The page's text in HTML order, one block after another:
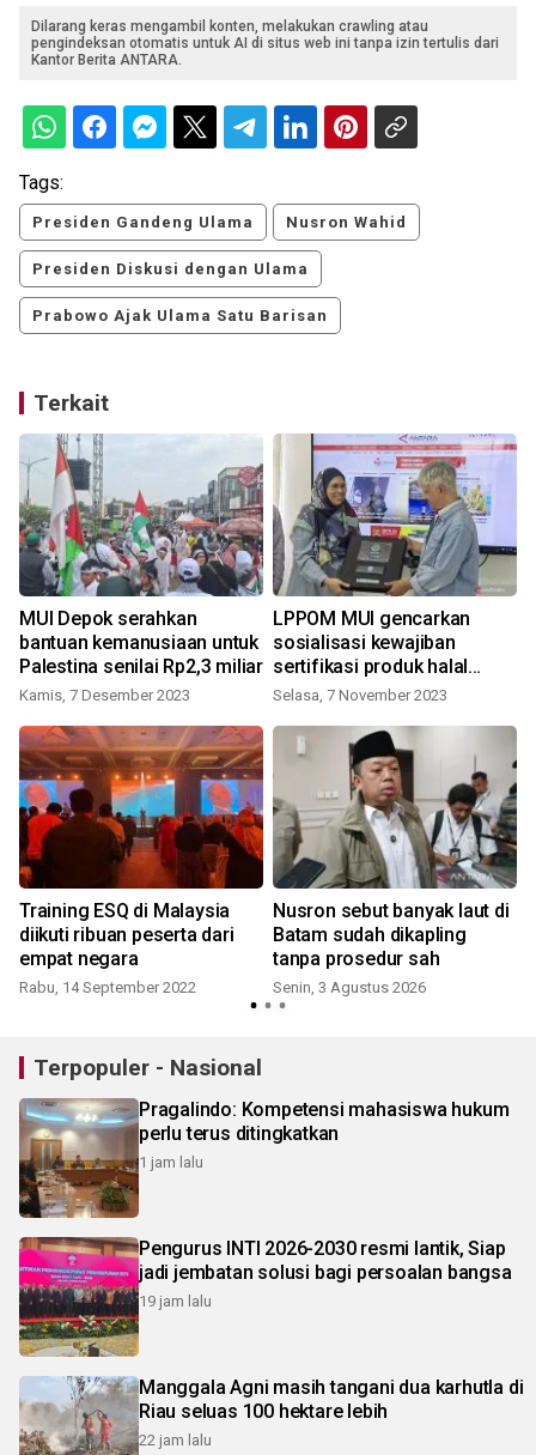
Dilarang keras mengambil konten, melakukan crawling atau
pengindeksan otomatis untuk AI di situs web ini tanpa izin tertulis dari
Kantor Berita ANTARA.
Tags:
Presiden Gandeng Ulama Nusron Wahid
Presiden Diskusi dengan Ulama
Prabowo Ajak Ulama Satu Barisan
Terkait
MUI Depok serahkan
bantuan kemanusiaan untuk
Palestina senilai Rp2,3 miliar
Kamis, 7 Desember 2023
LPPOM MUI gencarkan
sosialisasi kewajiban
sertifikasi produk halal
dengan gandeng media
Selasa, 7 November 2023
Training ESQ di Malaysia
diikuti ribuan peserta dari
empat negara
Rabu, 14 September 2022
Nusron sebut banyak laut di
Batam sudah dikapling
tanpa prosedur sah
Senin, 3 Agustus 2026
Terpopuler - Nasional
Pragalindo: Kompetensi mahasiswa hukum
perlu terus ditingkatkan
1 jam lalu
Pengurus INTI 2026-2030 resmi lantik, Siap
jadi jembatan solusi bagi persoalan bangsa
19 jam lalu
Manggala Agni masih tangani dua karhutla di
Riau seluas 100 hektare lebih
22 jam lalu